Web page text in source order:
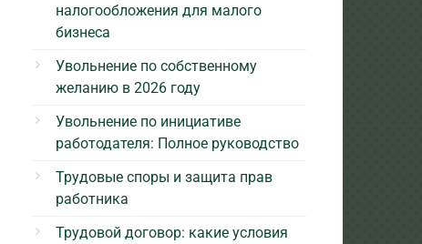
налогообложения для малого
бизнеса
Увольнение по собственному
желанию в 2026 году
Увольнение по инициативе
работодателя: Полное руководство
Трудовые споры и защита прав
работника
Трудовой договор: какие условия